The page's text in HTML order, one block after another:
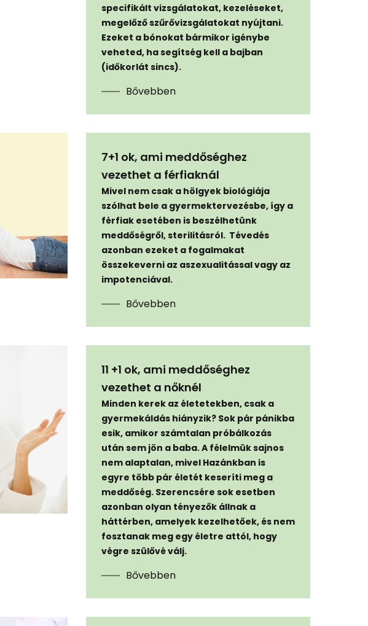
specifikált vizsgálatokat, kezeléseket,
megelőző szűrővizsgálatokat nyújtani.
Ezeket a bónokat bármikor igénybe
veheted, ha segítség kell a bajban
(időkorlát sincs).
Bővebben
7+1 ok, ami meddőséghez
vezethet a férfiaknál
Mivel nem csak a hölgyek biológiája
szólhat bele a gyermektervezésbe, így a
férfiak esetében is beszélhetünk
meddőségről, sterilitásról. Tévedés
azonban ezeket a fogalmakat
összekeverni az aszexualitással vagy az
impotenciával.
Bővebben
11 +1 ok, ami meddőséghez
vezethet a nőknél
Minden kerek az életetekben, csak a
gyermekáldás hiányzik? Sok pár pánikba
esik, amikor számtalan próbálkozás
után sem jön a baba. A félelmük sajnos
nem alaptalan, mivel Hazánkban is
egyre több pár életét keseríti meg a
meddőség. Szerencsére sok esetben
azonban olyan tényezők állnak a
háttérben, amelyek kezelhetőek, és nem
fosztanak meg egy életre attól, hogy
végre szülővé válj.
Bővebben